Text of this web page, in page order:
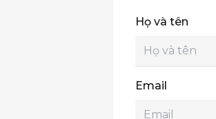
Họ và tên
Email